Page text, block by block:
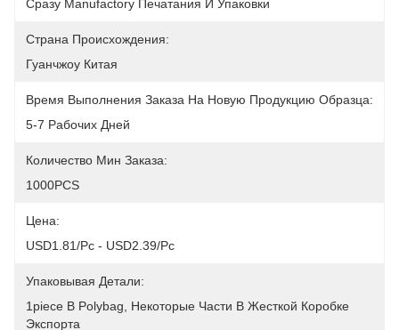
Сразу Manufactory Печатания И Упаковки
Страна Происхождения:
Гуанчжоу Китая
Время Выполнения Заказа На Новую Продукцию Образца:
5-7 Рабочих Дней
Количество Мин Заказа:
1000PCS
Цена:
USD1.81/pc - USD2.39/pc
Упаковывая Детали:
1piece В Polybag, Некоторые Части В Жесткой Коробке
Экспорта